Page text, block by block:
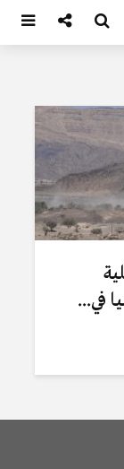
43 عملية
في...